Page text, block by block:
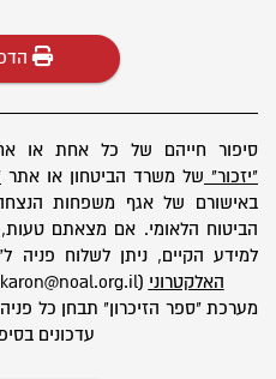
סיפור חייהם של כל אחת או
"יזכור" של משרד הביטחון או אתר
באישורם של אגף משפחות
הביטוח הלאומי. אם מצאתם טעות,
למידע הקיים, ניתן לשלוח פניה
האלקטרוני (zikaron@noal.org.il) בצירוף פרטיכם המלאים.
מערכת "ספר הזיכרון" תבחן כל
עדכונים